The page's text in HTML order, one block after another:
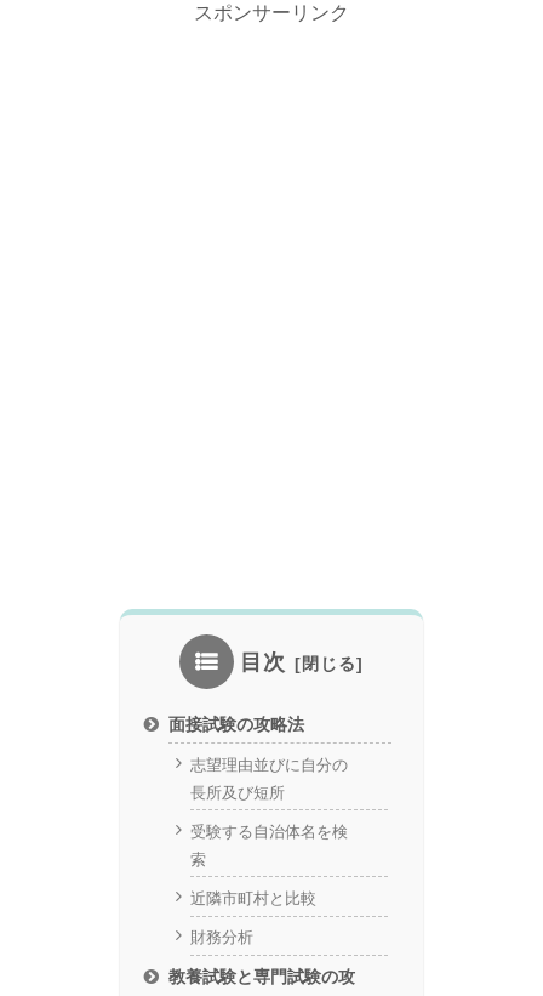
スポンサーリンク
目次
面接試験の攻略法
志望理由並びに自分の
長所及び短所
受験する自治体名を検
索
近隣市町村と比較
財務分析
教養試験と専門試験の攻